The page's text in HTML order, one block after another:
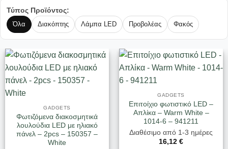
Τύπος Προϊόντος:
Όλα Διακόπτης Λάμπα LED Προβολέας Φακός
GADGETS
Φωτιζόμενα διακοσμητικά
λουλούδια LED με ηλιακό
πάνελ – 2pcs – 150357 –
White
GADGETS
Επιτοίχιο φωτιστικό LED –
Απλίκα – Warm White –
1014-6 – 941211
Διαθέσιμο από 1-3 ημέρες
16,12 €